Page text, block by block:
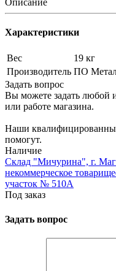
Характеристики
Вес
19 кг
Производитель ПО
Задать вопрос
Вы можете задать любой
или работе магазина.
Наши
помогут.
Наличие
Склад "Мичурина", г.
некоммерческое
участок № 510А
Под заказ
Задать вопрос